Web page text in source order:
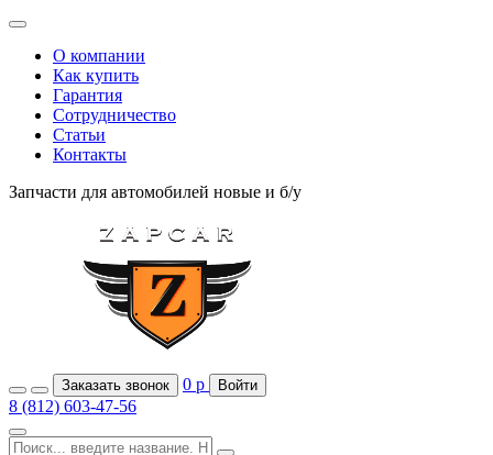
О компании
Как купить
Гарантия
Сотрудничество
Статьи
Контакты
Запчасти для автомобилей новые и б/у
Заказать звонок 0 р Войти
8 (812) 603-47-56